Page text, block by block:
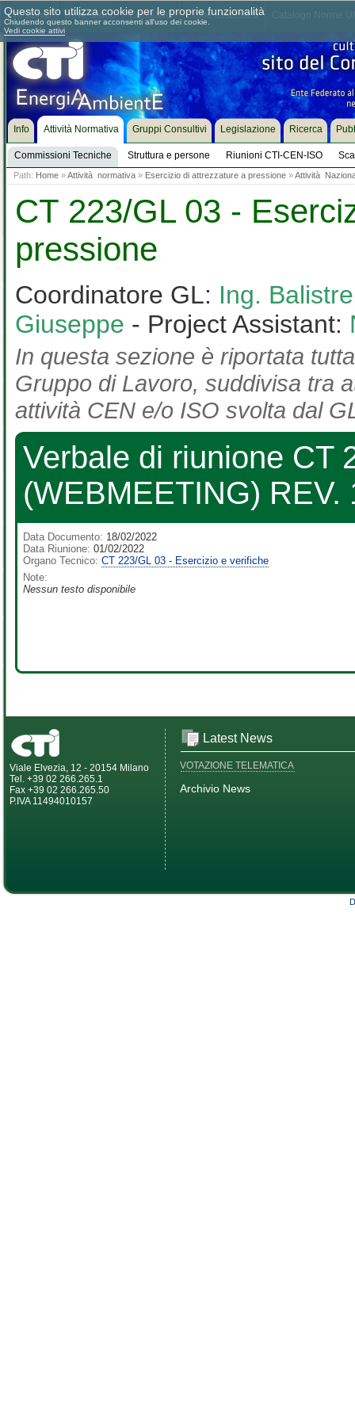
Chi siamo Dove siamo Contattaci Come associarsi
Info Attività Normativa
Commissioni Tecniche Struttura e persone Riunioni CTI-CEN-ISO
Gruppi Consultivi Legislazione Ricerca
Path: Home »Attività normativa » Esercizio di attrezzature a pressione »Attività
CT 223/GL 03 -
pressione
Coordinatore GL: Ing.
Giuseppe - Project Assistant:
In questa sezione è riportata
Gruppo di Lavoro, suddivisa tra
attività CEN e/o ISO svolta dal
Verbale di riunione CT
(WEBMEETING) REV.
Data Documento: 18/02/2022
Data Riunione: 01/02/2022
Organo Tecnico: CT 223/GL 03 - Esercizio e verifiche
Note:
Nessun testo disponibile
Viale Elvezia, 12 - 20154 Milano
Tel. +39 02 266.265.1
Fax +39 02 266.265.50
P.IVA 11494010157
Latest News
VOTAZIONE TELEMATICA
Archivio News
Questo sito utilizza cookie per le proprie funzionalità
Chiudendo questo banner acconsenti all'uso dei cookie.
Vedi cookie attivi